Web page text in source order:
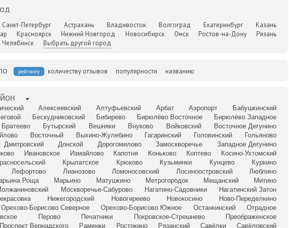
Санкт-Петербург Астрахань Владивосток Волгоград Екатеринбург
Казань
Красноярск Нижний Новгород Новосибирск Омск Ростов-на-Дону
Рязань
Челябинск Выбрать другой город
рейтингу количеству отзывов популярности названию
Алексеевский Алтуфьевский Арбат Аэропорт
Бабушкинский
Бескудниковский Бибирево Бирюлёво Восточное
Бирюлёво Западное
Братеево Бутырский Вешняки Внуково Войковский
Восточное Дегунино
Восточный Выхино-Жулебино Гагаринский Головинский
Гольяново
Дмитровский Донской Дорогомилово Замоскворечье
Западное Дегунино
Ивановское Измайлово Капотня Коньково Коптево
Косино-Ухтомский
Крылатское Крюково Кузьминки Кунцево
Куркино
Лефортово Лианозово Ломоносовский Лосиноостровский
Люблино
Роща Марьино Матушкино Метрогородок Мещанский
Митино
Москворечье-Сабурово Нагатино-Садовники
Нагатинский Затон
Нижегородский Новогиреево Новокосино
Ново-Переделкино
Орехово-Борисово Северное Орехово-Борисово Южное Останкинский
Отрадное
Перово Печатники Покровское-Стрешнево
Преображенское
Проспект Вернадского Раменки Ростокино Рязанский Савёлки
Савёловский